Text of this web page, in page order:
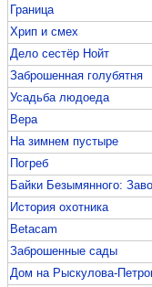
Граница
Хрип и смех
Дело сестёр Нойт
Заброшенная голубятня
Усадьба людоеда
Вера
На зимнем пустыре
Погреб
Байки Безымянного:
История охотника
Betacam
Заброшенные сады
Дом на Рыскулова-